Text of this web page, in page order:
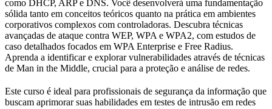
como DHCP, ARP e DNS. Você desenvolverá uma fundamentação
sólida tanto em conceitos teóricos quanto na prática em ambientes
corporativos complexos com controladoras. Descubra técnicas
avançadas de ataque contra WEP, WPA e WPA2, com estudos de
caso detalhados focados em WPA Enterprise e Free Radius.
Aprenda a identificar e explorar vulnerabilidades através de técnicas
de Man in the Middle, crucial para a proteção e análise de redes.
Este curso é ideal para profissionais de segurança da informação que
buscam aprimorar suas habilidades em testes de intrusão em redes